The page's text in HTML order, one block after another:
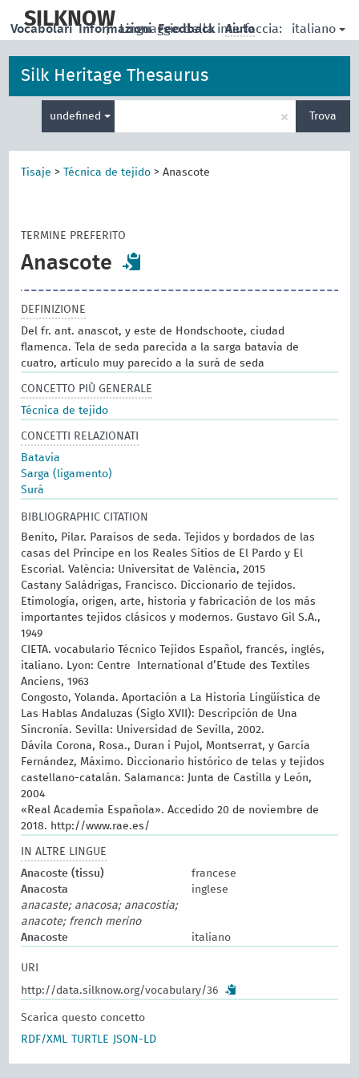
main
SILKNOW
| Linguaggio della interfaccia: italiano
Vocabolari Informazioni Feedback Aiuto
Silk Heritage Thesaurus
undefined
per
la
× Trova
Tisaje > Técnica de tejido >Anascote
TERMINE PREFERITO
Anascote
DEFINIZIONE
Del fr. ant. anascot, y este de Hondschoote, ciudad
flamenca. Tela de seda parecida a la sarga batavia de
cuatro, artículo muy parecido a la surá de seda
CONCETTO PIÙ GENERALE
Técnica de tejido
CONCETTI RELAZIONATI
Batavia
Sarga (ligamento)
Surá
BIBLIOGRAPHIC CITATION
Benito, Pilar. Paraísos de seda. Tejidos y bordados de las
casas del Príncipe en los Reales Sitios de El Pardo y El
Escorial. València: Universitat de València, 2015
Castany Saládrigas, Francisco. Diccionario de tejidos.
Etimología, origen, arte, historia y fabricación de los más
importantes tejidos clásicos y modernos. Gustavo Gil S.A.,
1949
CIETA. vocabulario Técnico Tejidos Español, francés, inglés,
italiano. Lyon: Centre International d’Etude des Textiles
Anciens, 1963
Congosto, Yolanda. Aportación a La Historia Lingüística de
Las Hablas Andaluzas (Siglo XVII): Descripción de Una
Sincronía. Sevilla: Universidad de Sevilla, 2002.
Dávila Corona, Rosa., Duran i Pujol, Montserrat, y García
Fernández, Máximo. Diccionario histórico de telas y tejidos
castellano-catalán. Salamanca: Junta de Castilla y León,
2004
«Real Academia Española». Accedido 20 de noviembre de
2018. http://www.rae.es/
IN ALTRE LINGUE
Anacoste (tissu)
francese
Anacosta
inglese
anacaste; anacosa; anacostia;
anacote; french merino
Anacoste
italiano
URI
http://data.silknow.org/vocabulary/36
Scarica questo concetto
RDF/XML
TURTLE JSON-LD